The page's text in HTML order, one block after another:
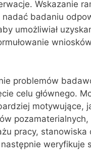
Wskazanie
badaniu
umożliwiał
problemów
celu głównego.
motywujące,
pracy, stanowiska
weryfikuje